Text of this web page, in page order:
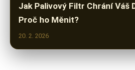
Jak Palivový Filtr Chrání Váš
Proč ho Měnit?
20. 2. 2026